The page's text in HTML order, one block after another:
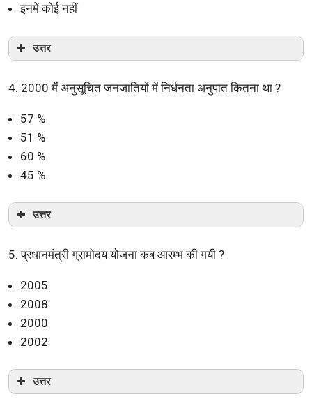
इनमें कोई नहीं
उत्तर
4. 2000 में अनुसूचित जनजातियों में निर्धनता अनुपात कितना था ?
57 %
51 %
60 %
45 %
उत्तर
5. प्रधानमंत्री ग्रामोदय योजना कब आरम्भ की गयी ?
2005
2008
2000
2002
उत्तर